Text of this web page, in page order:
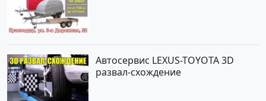
Автосервис LEXUS-TOYOTA 3D
развал-схождение